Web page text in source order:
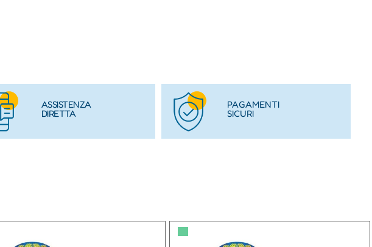
ASSISTENZA
DIRETTA
PAGAMENTI
SICURI
▀